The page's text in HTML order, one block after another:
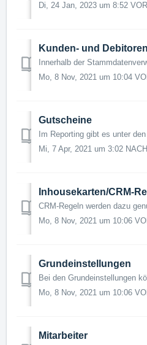
Di, 24 Jan, 2023 um 8:52
Kunden- und
Mo, 8 Nov, 2021 um 10:04
Gutscheine
Mi, 7 Apr, 2021 um 3:02
Inhousekarten/CRM-
Mo, 8 Nov, 2021 um 10:06
Grundeinstellungen
Mo, 8 Nov, 2021 um 10:06
Mitarbeiter